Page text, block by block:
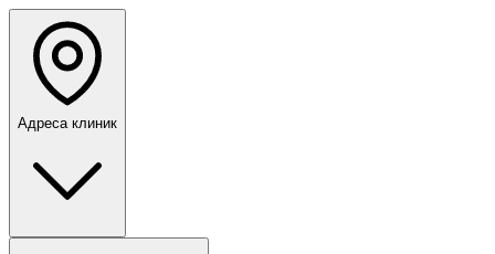
Адреса клиник